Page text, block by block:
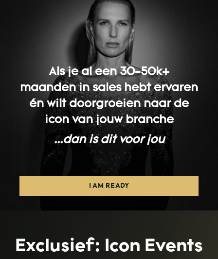
Als je al een 30-50k+
maanden in sales hebt ervaren
én wilt doorgroeien naar de
icon van jouw branche
...dan is dit voor jou
I AM READY
Exclusief: Icon Events